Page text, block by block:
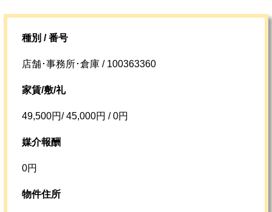
種別 / 番号
店舗･事務所･倉庫 / 100363360
家賃/敷/礼
49,500円/ 45,000円 / 0円
媒介報酬
0円
物件住所